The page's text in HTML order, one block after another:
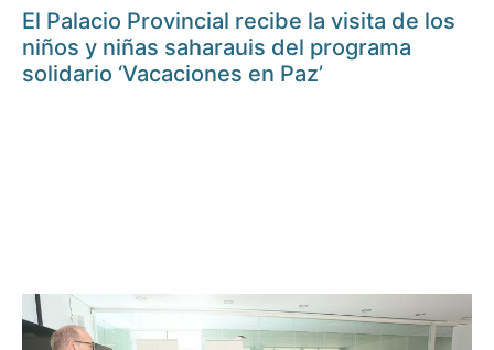
El Palacio Provincial recibe la visita de los
niños y niñas saharauis del programa
solidario ‘Vacaciones en Paz’